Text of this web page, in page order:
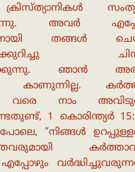
അവർ
തങ്ങൾ
ഞാൻ
കാണുന്നില്ല.
വരെ നാം
1 കൊരിന്ത്യർ
“നിങ്ങൾ